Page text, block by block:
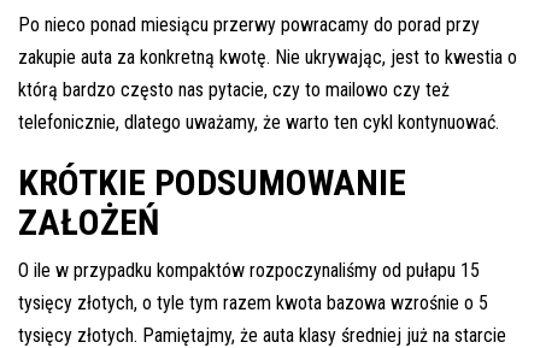
Cennik
Kontakt
Zamów inspekcję
505
483
969
kontakt@auto-
inspekcje.pl
Po nieco ponad miesiącu przerwy powracamy do porad przy
zakupie auta za konkretną kwotę. Nie ukrywając, jest to kwestia o
którą bardzo często nas pytacie, czy to mailowo czy też
telefonicznie, dlatego uważamy, że warto ten cykl kontynuować.
KRÓTKIE PODSUMOWANIE
ZAŁOŻEŃ
O ile w przypadku kompaktów rozpoczynaliśmy od pułapu 15
tysięcy złotych, o tyle tym razem kwota bazowa wzrośnie o 5
tysięcy złotych. Pamiętajmy, że auta klasy średniej już na starcie